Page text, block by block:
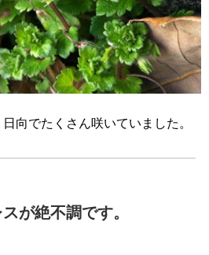
向でたくさん咲いていました。
が絶不調です。